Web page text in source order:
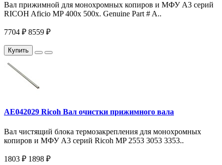
Вал прижимной для монохромных копиров и МФУ A3 серий
RICOH Aficio MP 400x 500x. Genuine Part # A..
7704 ₽ 8559 ₽
Купить
AE042029 Ricoh Вал очистки прижимного вала
Вал чистящий блока термозакрепления для монохромных
копиров и МФУ A3 серий Ricoh MP 2553 3053 3353..
1803 ₽ 1898 ₽